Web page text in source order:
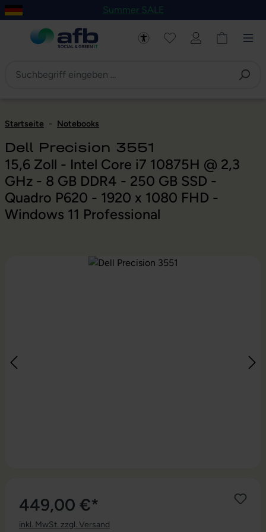
Hauptinhalt springen
Zur Navigation der B2B-Plattform springen
Summer SALE
Startseite - Notebooks
Dell Precision 3551
15,6 Zoll - Intel Core i7 10875H @ 2,3
GHz - 8 GB DDR4 - 250 GB SSD -
Quadro P620 - 1920 x 1080 FHD -
Windows 11 Professional
Bildergalerie überspringen
449,00 €*
inkl. MwSt. zzgl. Versand